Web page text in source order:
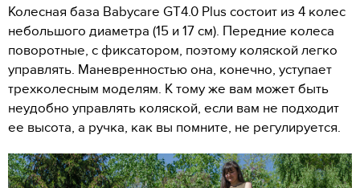
Колесная база Babycare GT4.0 Plus состоит из 4 колес
небольшого диаметра (15 и 17 см). Передние колеса
поворотные, с фиксатором, поэтому коляской легко
управлять. Маневренностью она, конечно, уступает
трехколесным моделям. К тому же вам может быть
неудобно управлять коляской, если вам не подходит
ее высота, а ручка, как вы помните, не регулируется.